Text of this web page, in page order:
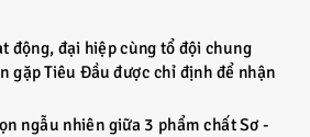
động, đại hiệp cùng tổ đội chung
gặp Tiêu Đầu được chỉ định để nhận
ngẫu nhiên giữa 3 phẩm chất Sơ -